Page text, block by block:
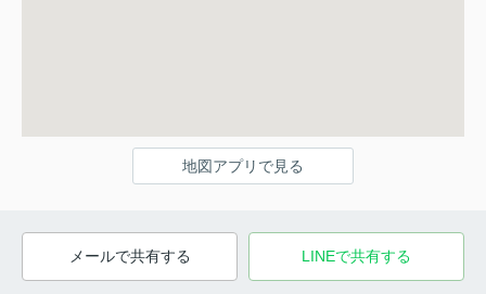
地図アプリで見る
メールで共有する LINEで共有する